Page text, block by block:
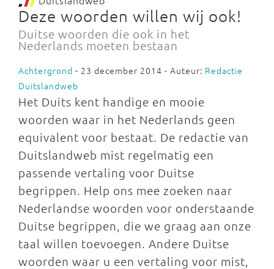
Deze woorden willen wij ook!
Duitse woorden die ook in het
Nederlands moeten bestaan
Achtergrond - 23 december 2014 - Auteur: Redactie
Duitslandweb
Het Duits kent handige en mooie
woorden waar in het Nederlands geen
equivalent voor bestaat. De redactie van
Duitslandweb mist regelmatig een
passende vertaling voor Duitse
begrippen. Help ons mee zoeken naar
Nederlandse woorden voor onderstaande
Duitse begrippen, die we graag aan onze
taal willen toevoegen. Andere Duitse
woorden waar u een vertaling voor mist,